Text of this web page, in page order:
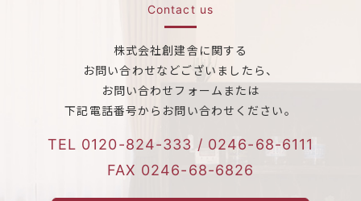
Contact us
株式会社創建舎に関する
お問い合わせなどございましたら、
お問い合わせフォームまたは
下記電話番号からお問い合わせください。
TEL 0120-824-333 / 0246-68-6111
FAX 0246-68-6826